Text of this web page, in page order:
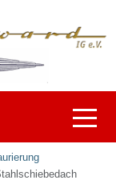
Off-